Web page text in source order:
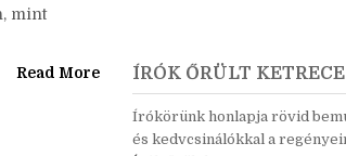
ősz-
előbb
ÍRÓK ŐRÜLT KETRECE